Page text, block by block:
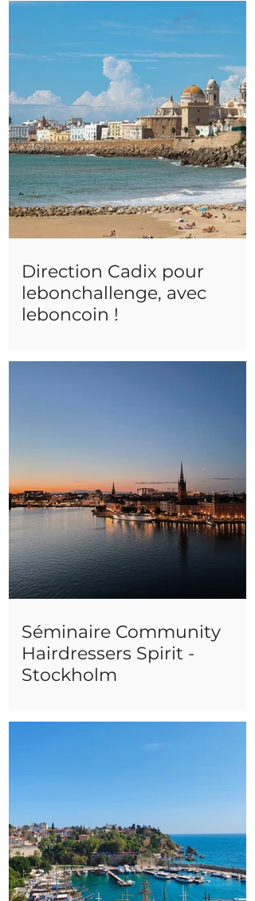
Direction Cadix pour
lebonchallenge, avec
leboncoin !
Séminaire Community
Hairdressers Spirit -
Stockholm